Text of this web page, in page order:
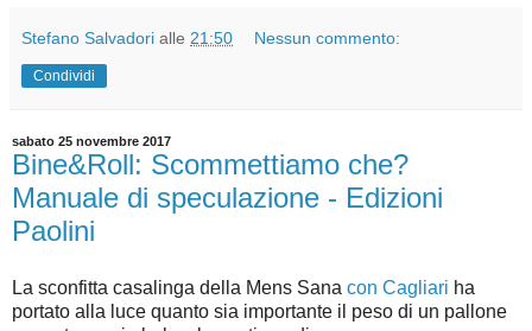
Stefano Salvadori alle 21:50 Nessun commento:
Condividi
sabato 25 novembre 2017
Bine&Roll: Scommettiamo che?
Manuale di speculazione - Edizioni
Paolini
La sconfitta casalinga della Mens Sana con Cagliari ha
portato alla luce quanto sia importante il peso di un pallone